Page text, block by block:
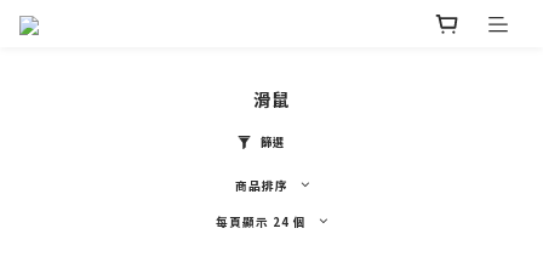
滑鼠
篩選
商品排序
每頁顯示 24 個